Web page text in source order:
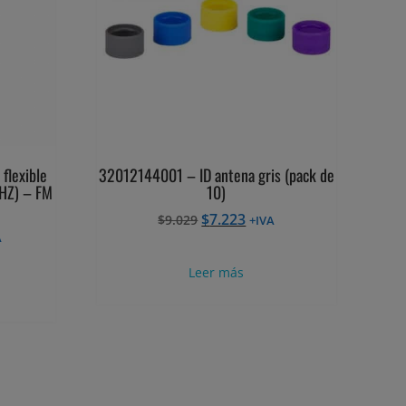
flexible
– FM
32012144001 – ID antena gris (pack de
10)
$9.029 El
era:
$7.223El+IVA
Leer más